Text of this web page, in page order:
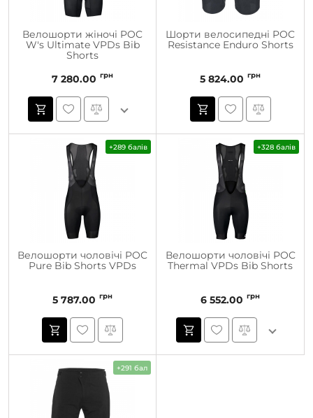
Велошорти жіночі POC
W's Ultimate VPDs Bib
Shorts
7 280.00 грн
Шорти велосипедні POC
Resistance Enduro Shorts
5 824.00 грн
+289 балів
Велошорти чоловічі POC
Pure Bib Shorts VPDs
5 787.00 грн
+328 балів
Велошорти чоловічі POC
Thermal VPDs Bib Shorts
6 552.00 грн
+291 бал